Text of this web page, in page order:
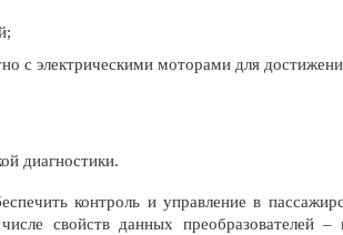
с электрическими моторами для
диагностики.
контроль и управление в
свойств данных преобразователей